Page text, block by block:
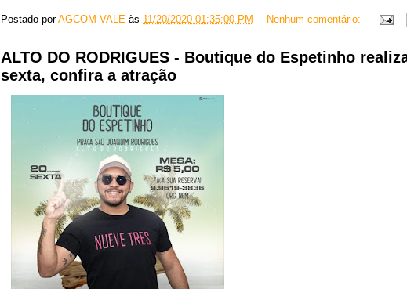
Postado porAGCOM VALE às 11/20/2020 01:35:00 PM Nenhum comentário:
ALTO DO RODRIGUES - Boutique do Espetinho
sexta, confira a atração